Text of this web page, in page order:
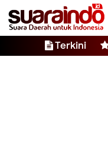
Terkini